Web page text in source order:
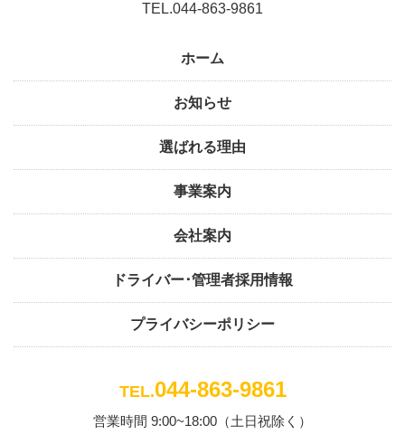
TEL.044-863-9861
ホーム
お知らせ
選ばれる理由
事業案内
会社案内
ドライバー･管理者採用情報
プライバシーポリシー
TEL.044-863-9861
営業時間 9:00~18:00（土日祝除く）